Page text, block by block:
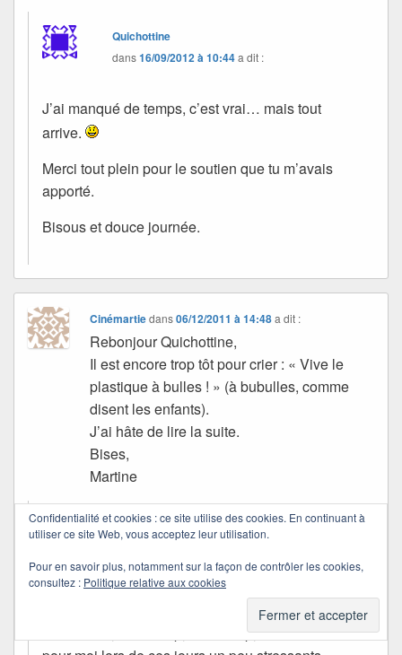
Quichottine
dans16/09/2012 à 10:44a dit :
J’ai manqué de temps, c’est vrai… mais tout
arrive.
Merci tout plein pour le soutien que tu m’avais
apporté.
Bisous et douce journée.
Cinémartiedans06/12/2011 à 14:48 a dit :
Rebonjour Quichottine,
Il est encore trop tôt pour crier : « Vive le
plastique à bulles ! » (à bubulles, comme
disent les enfants).
J’ai hâte de lire la suite.
Bises,
Martine
Quichottine
Mais merci, beaucoup, beaucoup, d’avoir été là
Confidentialité et cookies : ce site utilise des cookies. En continuant à
utiliser ce site Web, vous acceptez leur utilisation.
Pour en savoir plus, notamment sur la façon de contrôler les cookies,
consultez : Politique relative aux cookies